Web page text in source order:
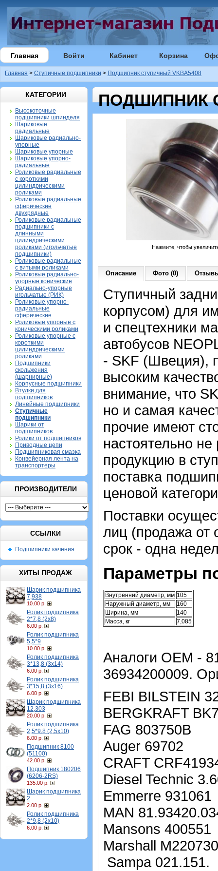
Главная Войти Кабинет Корзина
Главная > Ступичные подшипники > Подшипник ступичный VKBA5408
КАТЕГОРИИ
Высокоточные
подшипники шпинделя
Шариковые
радиальные
Шариковые радиально-
упорные
Шариковые упорные
Шариковые упорно-
радиальные
Роликовые радиальные
с короткими
цилиндрическими
роликами
Роликовые радиальные
сферические
двухрядные
Роликовые радиальные
подшипники с
длинными
цилиндрическими
роликами (игольчатые
подшипники)
Роликовые радиальные
с витыми роликами
Роликовые радиально-
упорные конические
Радиально-упорные
игольчатые (РИК)
Роликовые упорно-
радиальные
сферические
Роликовые упорные с
коническими роликами
Роликовые упорные с
короткими
цилиндрическими
роликами
Подшипники
скольжения
(шарнирные)
Корпусные подшипники
Втулки для
подшипников
Линейные подшипники
Ступичные
подшипники
Шарики от
подшипников
Ролики от подшипников
Приводные цепи
Подшипниковая смазка
Конвейерная лента на
транспортеры
ПРОИЗВОДИТЕЛИ
ССЫЛКИ
Подшипники качения
ХИТЫ ПРОДАЖ
Шарик подшипника
7,938
10.00 р.
Ролик подшипника
2*7,8 (2х8)
6.00 р.
Ролик подшипника
5,5*9
10.00 р.
Ролик подшипника
3*13,8 (3х14)
6.00 р.
Ролик подшипника
3*15,8 (3х16)
6.00 р.
Шарик подшипника
12,303
20.00 р.
Ролик подшипника
2,5*9,8 (2,5х10)
6.00 р.
Подшипник 8100
(51100)
42.00 р.
Подшипник 180206
(6206-2RS)
135.00 р.
Шарик подшипника
2
2.00 р.
Ролик подшипника
2*9,8 (2х10)
6.00 р.
ПОДШИПНИК
Нажмите, чтобы
Описание Фото (0)
Ступичный
корпусом) для
и спецтехники
автобусов
- SKF (Швеция),
высоким
внимание, что
но и самая
прочие имеют
настоятельно
продукцию в
поставка
ценовой
Поставки
лиц (продажа от
срок - одна
Параметры
Внутренний диаметр, мм 105
Наружный диаметр, мм
160
Ширина, мм
140
Масса, кг
7,085
Аналоги OEM -
36934200009.
FEBI BILSTEIN
BERGKRAFT
FAG 803750B
Auger 69702
CRAFT
Diesel Technic
Emmerre 931061
MAN
Mansons 400551
Marshall
Sampa 021.151.